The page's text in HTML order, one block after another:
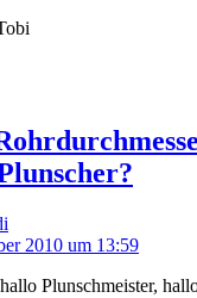
2010 um 13:59
Plunschmeister,